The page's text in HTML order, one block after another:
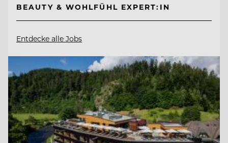
BEAUTY & WOHLFÜHL EXPERT:IN
Entdecke alle Jobs